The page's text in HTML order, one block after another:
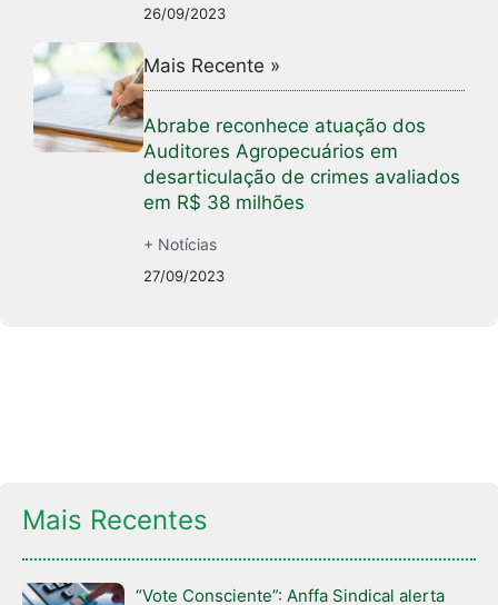
26/09/2023
Mais Recente »
Abrabe reconhece atuação dos
Auditores Agropecuários em
desarticulação de crimes avaliados
em R$ 38 milhões
+ Notícias
27/09/2023
Mais Recentes
“Vote Consciente”: Anffa Sindical alerta